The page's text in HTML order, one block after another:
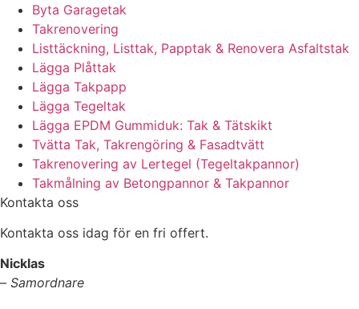
Byta Garagetak
Takrenovering
Listtäckning, Listtak, Papptak & Renovera Asfaltstak
Lägga Plåttak
Lägga Takpapp
Lägga Tegeltak
Lägga EPDM Gummiduk: Tak & Tätskikt
Tvätta Tak, Takrengöring & Fasadtvätt
Takrenovering av Lertegel (Tegeltakpannor)
Takmålning av Betongpannor & Takpannor
Kontakta oss
Kontakta oss idag för en fri offert.
Nicklas
– Samordnare